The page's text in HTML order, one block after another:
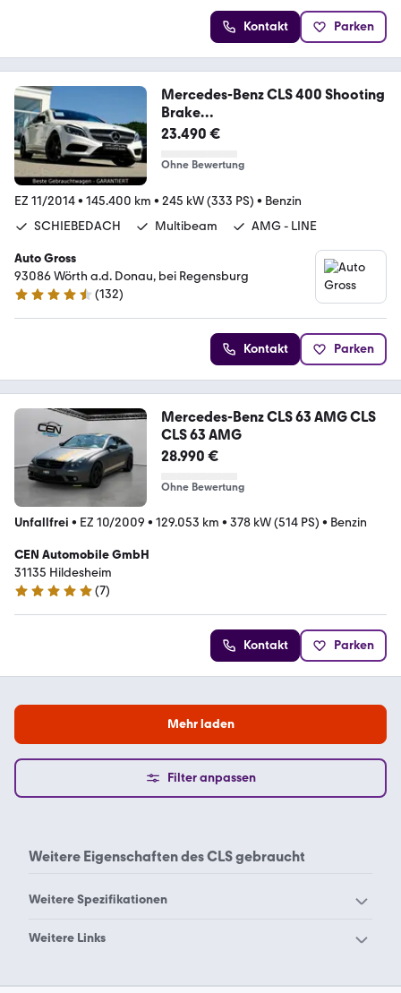
Kontakt Parken
Mercedes-Benz CLS 400 Shooting
Brake
"AMG"LED"Harman/Kardon"
23.490 €
Ohne Bewertung
EZ 11/2014• 145.400 km • 245 kW (333 PS) • Benzin
SCHIEBEDACH
Multibeam AMG - LINE
Auto Gross
93086 Wörth a.d. Donau, bei Regensburg
4.6 Sterne
(132)
Kontakt Parken
Mercedes-Benz CLS 63 AMG CLS
CLS 63 AMG
28.990 €
Ohne Bewertung
Unfallfrei • EZ 10/2009 • 129.053 km • 378 kW (514 PS) • Benzin
CEN Automobile GmbH
31135 Hildesheim
5 Sterne
(7)
Kontakt Parken
Mehr laden
Filter anpassen
Weitere Eigenschaften desCLS gebraucht
Weitere Spezifikationen
0 finanzierung
Weitere Links